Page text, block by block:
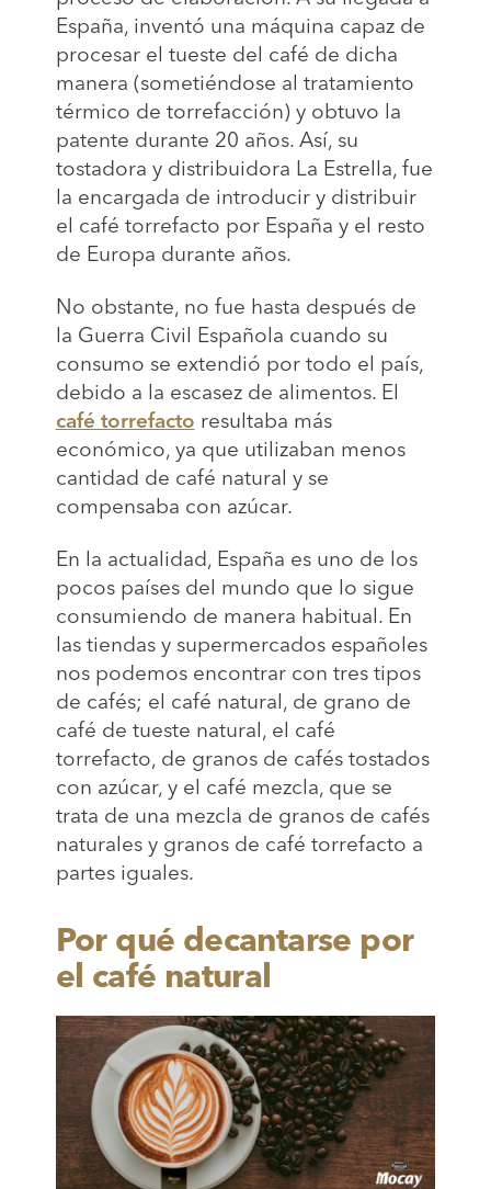
España, inventó una máquina capaz de
procesar el tueste del café de dicha
manera (sometiéndose al tratamiento
térmico de torrefacción) y obtuvo la
patente durante 20 años. Así, su
tostadora y distribuidora La Estrella, fue
la encargada de introducir y distribuir
el café torrefacto por España y el resto
de Europa durante años.
No obstante, no fue hasta después de
la Guerra Civil Española cuando su
consumo se extendió por todo el país,
debido a la escasez de alimentos. El
café torrefacto resultaba más
económico, ya que utilizaban menos
cantidad de café natural y se
compensaba con azúcar.
En la actualidad, España es uno de los
pocos países del mundo que lo sigue
consumiendo de manera habitual. En
las tiendas y supermercados españoles
nos podemos encontrar con tres tipos
de cafés; el café natural, de grano de
café de tueste natural, el café
torrefacto, de granos de cafés tostados
con azúcar, y el café mezcla, que se
trata de una mezcla de granos de cafés
naturales y granos de café torrefacto a
partes iguales.
Por qué decantarse por
el café natural